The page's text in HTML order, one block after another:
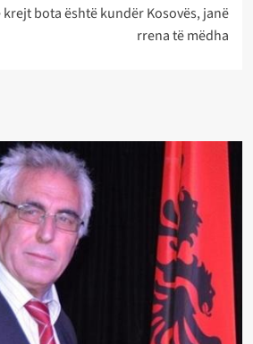
bota është kundër Kosovës, janë
rrena të mëdha